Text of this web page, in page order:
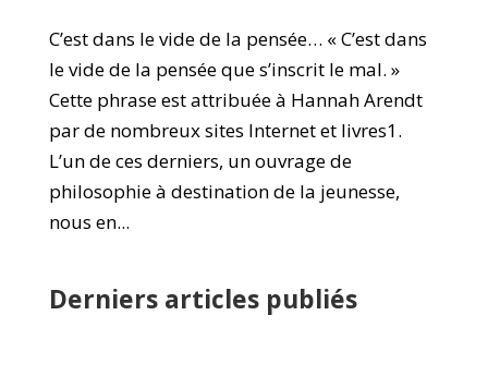
C’est dans le vide de la pensée… « C’est dans
le vide de la pensée que s’inscrit le mal. »
Cette phrase est attribuée à Hannah Arendt
par de nombreux sites Internet et livres1.
L’un de ces derniers, un ouvrage de
philosophie à destination de la jeunesse,
nous en...
Derniers articles publiés